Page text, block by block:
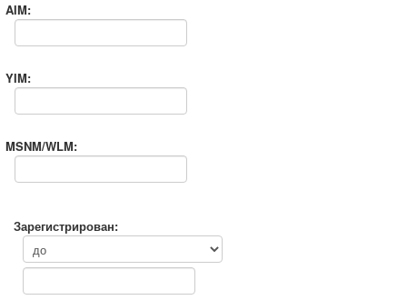
AIM:
YIM:
MSNM/WLM:
Зарегистрирован: